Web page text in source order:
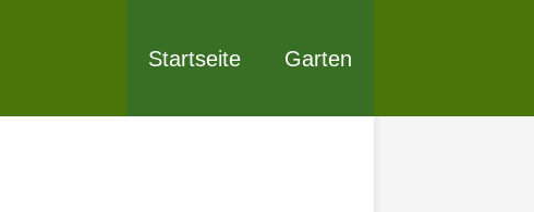
Startseite Garten